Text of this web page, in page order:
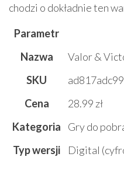
chodzi o dokładnie ten
Parametr
Nazwa
Valor &
SKU
Cena
28.99 zł
Kategoria
Gry do
Typ wersji
Digital